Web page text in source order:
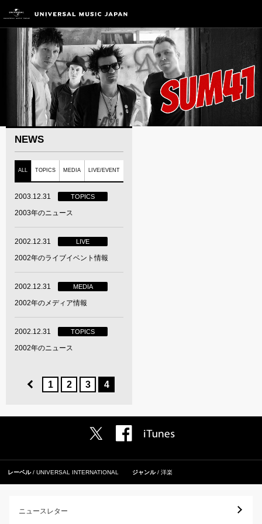
NEWS
ALL TOPICS MEDIA LIVE/EVENT
2003.12.31 TOPICS
2003年のニュース
2002.12.31 LIVE
2002年のライブイベント情報
2002.12.31 MEDIA
2002年のメディア情報
2002.12.31 TOPICS
2002年のニュース
1 2 3 4
レーベル UNIVERSAL INTERNATIONAL ジャンル 洋楽
ニュースレター